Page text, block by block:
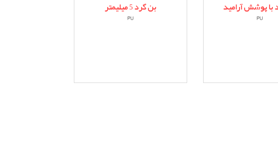
بن گرد 5 میلیمتر
PU
با پوشش آرامید
PU